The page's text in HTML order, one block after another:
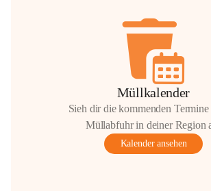
Müllkalender
Sieh dir die kommenden
Müllabfuhr in deiner Region
Kalender ansehen